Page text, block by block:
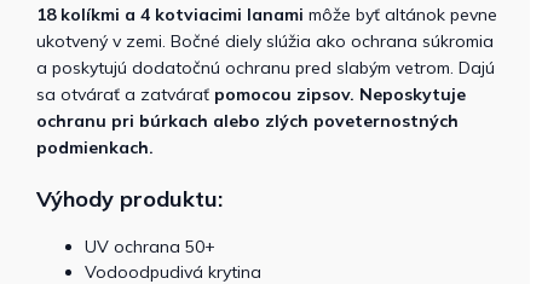
18 kolíkmi a 4 kotviacimi lanami môže byť altánok pevne
ukotvený v zemi. Bočné diely slúžia ako ochrana súkromia
a poskytujú dodatočnú ochranu pred slabým vetrom. Dajú
sa otvárať a zatvárať pomocou zipsov. Neposkytuje
ochranu pri búrkach alebo zlých poveternostných
podmienkach.
Výhody produktu:
UV ochrana 50+
Vodoodpudivá krytina